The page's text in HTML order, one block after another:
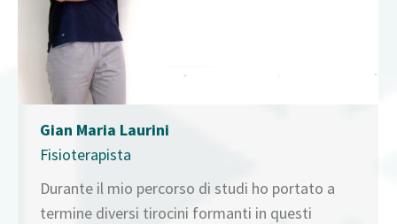
Gian Maria Laurini
Fisioterapista
Durante il mio percorso di studi ho portato a
termine diversi tirocini formanti in questi